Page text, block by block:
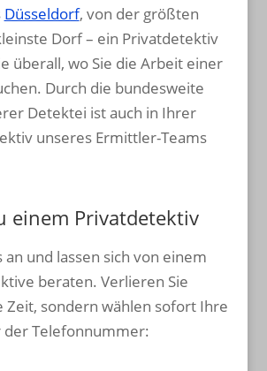
Düsseldorf, von der größten
Dorf – ein Privatdetektiv
überall, wo Sie die Arbeit einer
Durch die bundesweite
Detektei ist auch in Ihrer
unseres Ermittler-Teams
einem Privatdetektiv
an und lassen sich von einem
beraten. Verlieren Sie
Zeit, sondern wählen sofort Ihre
Telefonnummer: